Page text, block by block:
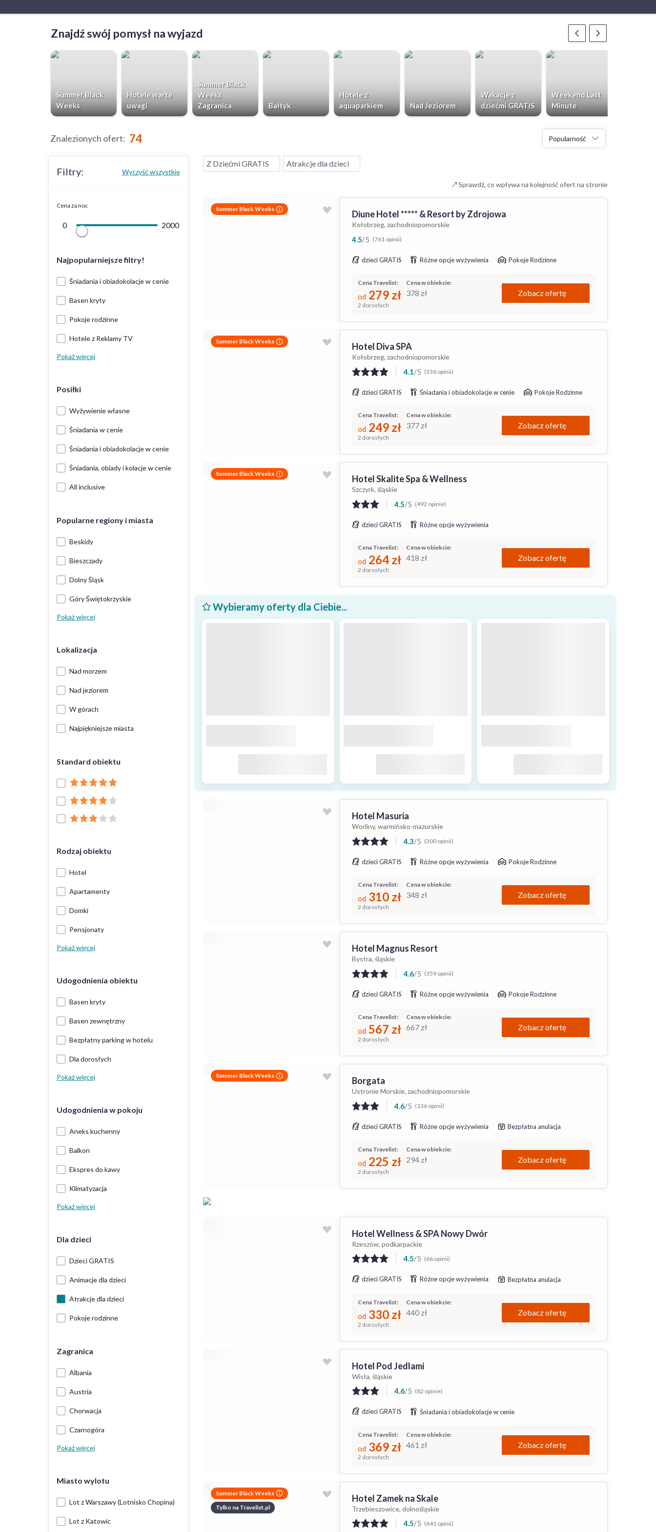
Znajdź swój pomysł na wyjazd
Summer Black
Weeks
Hotele warte
uwagi
Summer Black
Weeks
Zagranica
Bałtyk
Hotele z
aquaparkiem
Nad Jeziorem
Wakacje z
dziećmi GRATIS
Weekend Last
Minute
Znalezionych ofert: 74 Popularność
Filtry: Wyczyść wszystkie
Cena za noc
0 2000
Najpopularniejsze filtry!
Śniadania i obiadokolacje w cenie
Basen kryty
Pokoje rodzinne
Hotele z Reklamy TV
Pokaż więcej
Posiłki
Wyżywienie własne
Śniadania w cenie
Śniadania i obiadokolacje w cenie
Śniadania, obiady i kolacje w cenie
All inclusive
Popularne regiony i miasta
Beskidy
Bieszczady
Dolny Śląsk
Góry Świętokrzyskie
Pokaż więcej
Lokalizacja
Nad morzem
Nad jeziorem
W górach
Najpiękniejsze miasta
Standard obiektu
Rodzaj obiektu
Hotel
Apartamenty
Domki
Pensjonaty
Pokaż więcej
Udogodnienia obiektu
Basen kryty
Basen zewnętrzny
Bezpłatny parking w hotelu
Dla dorosłych
Pokaż więcej
Udogodnienia w pokoju
Aneks kuchenny
Balkon
Ekspres do kawy
Klimatyzacja
Pokaż więcej
Dla dzieci
Dzieci GRATIS
Animacje dla dzieci
Atrakcje dla dzieci
Pokoje rodzinne
Zagranica
Albania
Austria
Chorwacja
Czarnogóra
Pokaż więcej
Miasto wylotu
Lot z Warszawy (Lotnisko Chopina)
Lot z Katowic
Z Dziećmi GRATIS Atrakcje dla dzieci
Sprawdź, co wpływa na kolejność ofert na stronie
Summer Black Weeks Diune Hotel ***** & Resort by Zdrojowa
Kołobrzeg, zachodniopomorskie
4.5/5 (761 opinii)
dzieci GRATIS Różne opcje wyżywienia Pokoje Rodzinne
Cena w obiekcie:
378 zł
Cena Travelist:
od 279 zł
2 dorosłych
Zobacz ofertę
Summer Black Weeks Hotel Diva SPA
Kołobrzeg, zachodniopomorskie
4.1 /5 (336 opinii)
dzieci GRATIS Śniadania i obiadokolacje w cenie Pokoje Rodzinne
Cena w obiekcie:
377 zł
Cena Travelist:
od 249 zł
2 dorosłych
Zobacz ofertę
Summer Black Weeks Hotel Skalite Spa & Wellness
Szczyrk, śląskie
4.5/5 (492 opinie)
dzieci GRATIS Różne opcje wyżywienia
Cena w obiekcie:
418 zł
Cena Travelist:
od 264 zł
2 dorosłych
Zobacz ofertę
Wybieramy oferty dla Ciebie...
Hotel Masuria
Worliny, warmińsko-mazurskie
4.3/5 (300 opinii)
dzieci GRATIS Różne opcje wyżywienia Pokoje Rodzinne
Cena w obiekcie:
348 zł
Cena Travelist:
od 310 zł
2 dorosłych
Zobacz ofertę
Hotel Magnus Resort
Bystra, śląskie
4.6/5 (359 opinii)
dzieci GRATIS Różne opcje wyżywienia Pokoje Rodzinne
Cena w obiekcie:
667 zł
Cena Travelist:
od 567 zł
2 dorosłych
Zobacz ofertę
Summer Black Weeks Borgata
Ustronie Morskie, zachodniopomorskie
4.6/5 (136 opinii)
dzieci GRATIS Różne opcje wyżywienia Bezpłatna anulacja
Cena w obiekcie:
294 zł
Cena Travelist:
od 225 zł
2 dorosłych
Zobacz ofertę
Hotel Wellness & SPA Nowy Dwór
Rzeszów, podkarpackie
4.5/5 (66 opinii)
dzieci GRATIS Różne opcje wyżywienia Bezpłatna anulacja
Cena w obiekcie:
440 zł
Cena Travelist:
od 330 zł
2 dorosłych
Zobacz ofertę
Hotel Pod Jedlami
Wisła, śląskie
4.6/5 (82 opinie)
dzieci GRATIS Śniadania i obiadokolacje w cenie
Cena w obiekcie:
461 zł
Cena Travelist:
od 369 zł
2 dorosłych
Zobacz ofertę
Summer Black Weeks
Tylko na Travelist.pl
Hotel Zamek na Skale
Trzebieszowice, dolnośląskie
4.5/5 (641 opinii)